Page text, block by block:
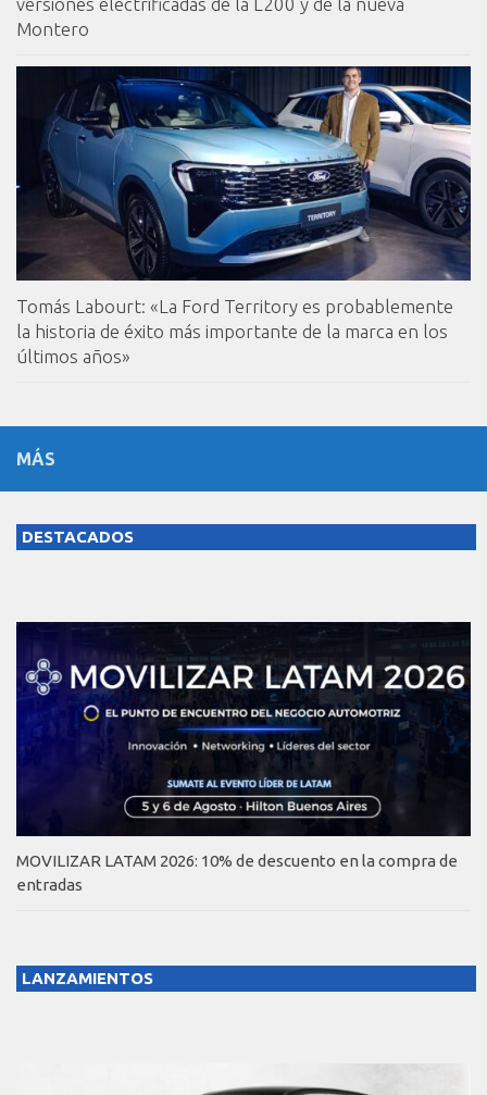
Montero
Tomás Labourt: «La Ford Territory es probablemente
la historia de éxito más importante de la marca en los
últimos años»
MÁS
DESTACADOS
MOVILIZAR LATAM 2026: 10% de descuento en la compra de
entradas
LANZAMIENTOS